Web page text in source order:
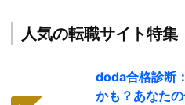
人気の転職サイト特集
doda合格診断
かも？あなた